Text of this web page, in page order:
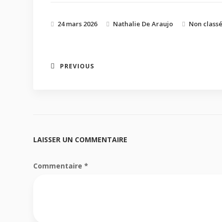
24 mars 2026 Nathalie De Araujo Non classé
PREVIOUS
LAISSER UN COMMENTAIRE
Commentaire *